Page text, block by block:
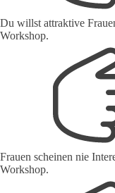
Du willst attraktive
Workshop.
Frauen scheinen nie
Workshop.